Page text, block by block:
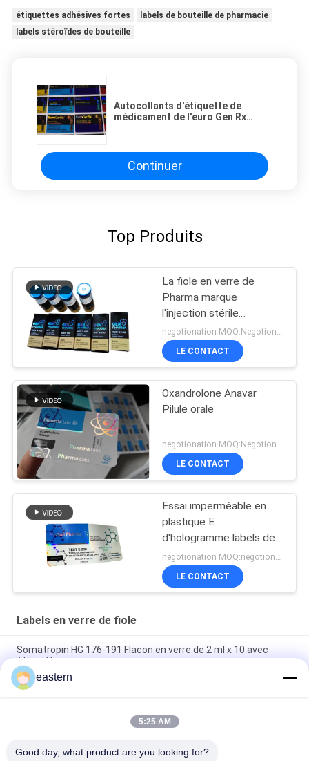
étiquettes adhésives fortes
labels de bouteille de pharmacie
labels stéroïdes de bouteille
Autocollants d'étiquette de
médicament de l'euro Gen Rx
Continuer
Top Produits
La fiole en verre de
Pharma marque
l'injection stérile
imprimant l'emballage
pharmaceutique
negotionation MOQ:Negotionation
LE CONTACT
Oxandrolone Anavar
Pilule orale
negotionation MOQ:Negotionation
LE CONTACT
Essai imperméable en
plastique E
d'hologramme labels de
fiole 250 en verre
LE CONTACT
Labels en verre de fiole
Somatropin HG 176-191 Flacon en verre de 2 ml x 10 avec
étiquettes
Étiquettes de flacon de flacon d'acétate de tren avec
l'instruction complète de Paer
Test laser PET 10 ml Étiquettes de flacons en verre
eastern
5:25 AM
Good day, what product are you looking for?